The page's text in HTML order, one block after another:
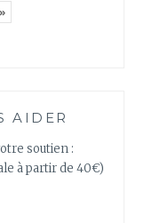
»
AIDER
soutien :
à partir de 40€)